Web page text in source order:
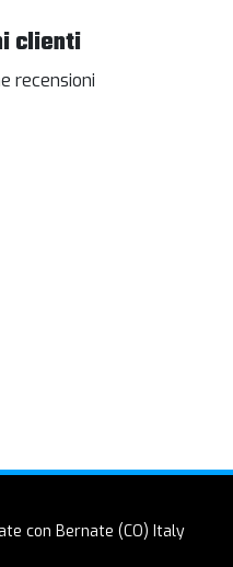
clienti
recensioni
con Bernate (CO) Italy